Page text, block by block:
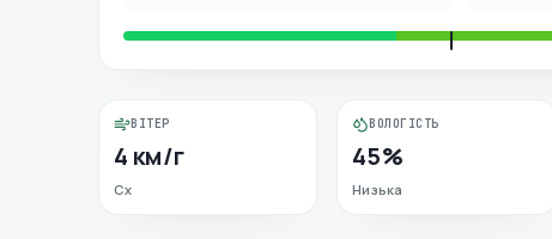
ВІТЕР
4 км/г
Сх
ВОЛОГІСТЬ
45%
Низька